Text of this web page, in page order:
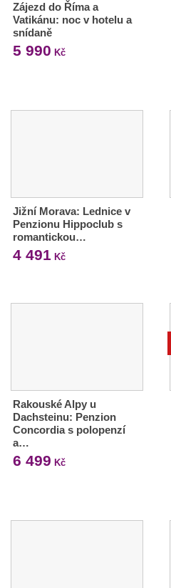
Zájezd do Říma a
Vatikánu: noc v hotelu a
snídaně
5 990 Kč
Jižní Morava: Lednice v
Penzionu Hippoclub s
romantickou…
4 491 Kč
Rakouské Alpy u
Dachsteinu: Penzion
Concordia s polopenzí
a…
6 499 Kč